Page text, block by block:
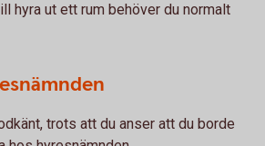
hyra ut ett rum behöver du normalt
trots att du anser att du borde